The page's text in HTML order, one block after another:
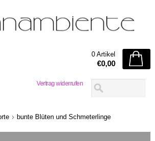
Vertrag widerrufen
0 Artikel
€0,00
bunte Blüten und Schmeterlinge